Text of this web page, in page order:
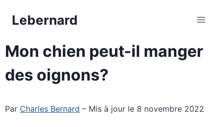
Lebernard
Mon chien peut-il manger
des oignons?
Par Charles Bernard – Mis à jour le 8 novembre 2022